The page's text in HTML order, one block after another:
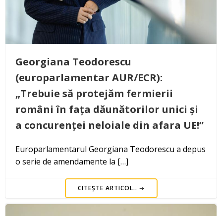
Georgiana Teodorescu
(europarlamentar AUR/ECR):
„Trebuie să protejăm fermierii
români în fața dăunătorilor unici și
a concurenței neloiale din afara UE!”
Europarlamentarul Georgiana Teodorescu a depus
o serie de amendamente la […]
CITEȘTE ARTICOL..